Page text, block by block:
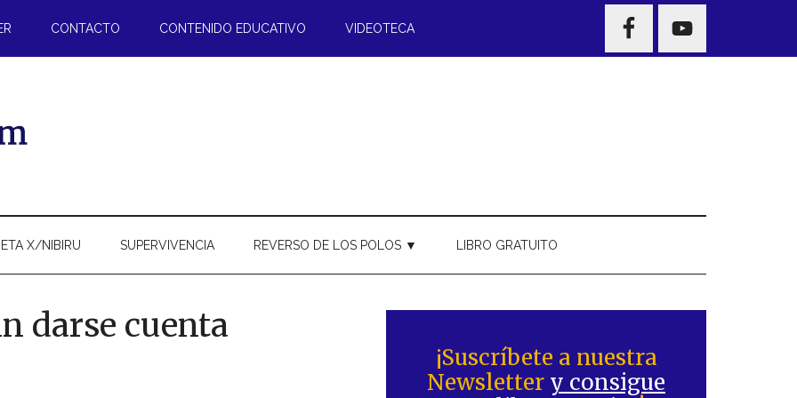
CONTACTO CONTENIDO EDUCATIVO VIDEOTECA
NAV
WIDGET
X/NIBIRU SUPERVIVENCIA REVERSO DE LOS POLOS ▼ LIBRO GRATUITO
darse cuenta
lateral
principal
¡Suscríbete a nuestra
Newsletter y consigue